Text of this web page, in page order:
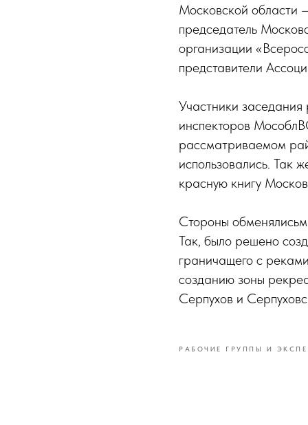
Московской области
председатель
организации
представители
Участники
инспекторов
рассматриваемом
использовались. Так
красную книгу
Стороны
Так, было решено
граничащего с
созданию зоны
Серпухов и
РАБОЧИЕ ГРУППЫ И